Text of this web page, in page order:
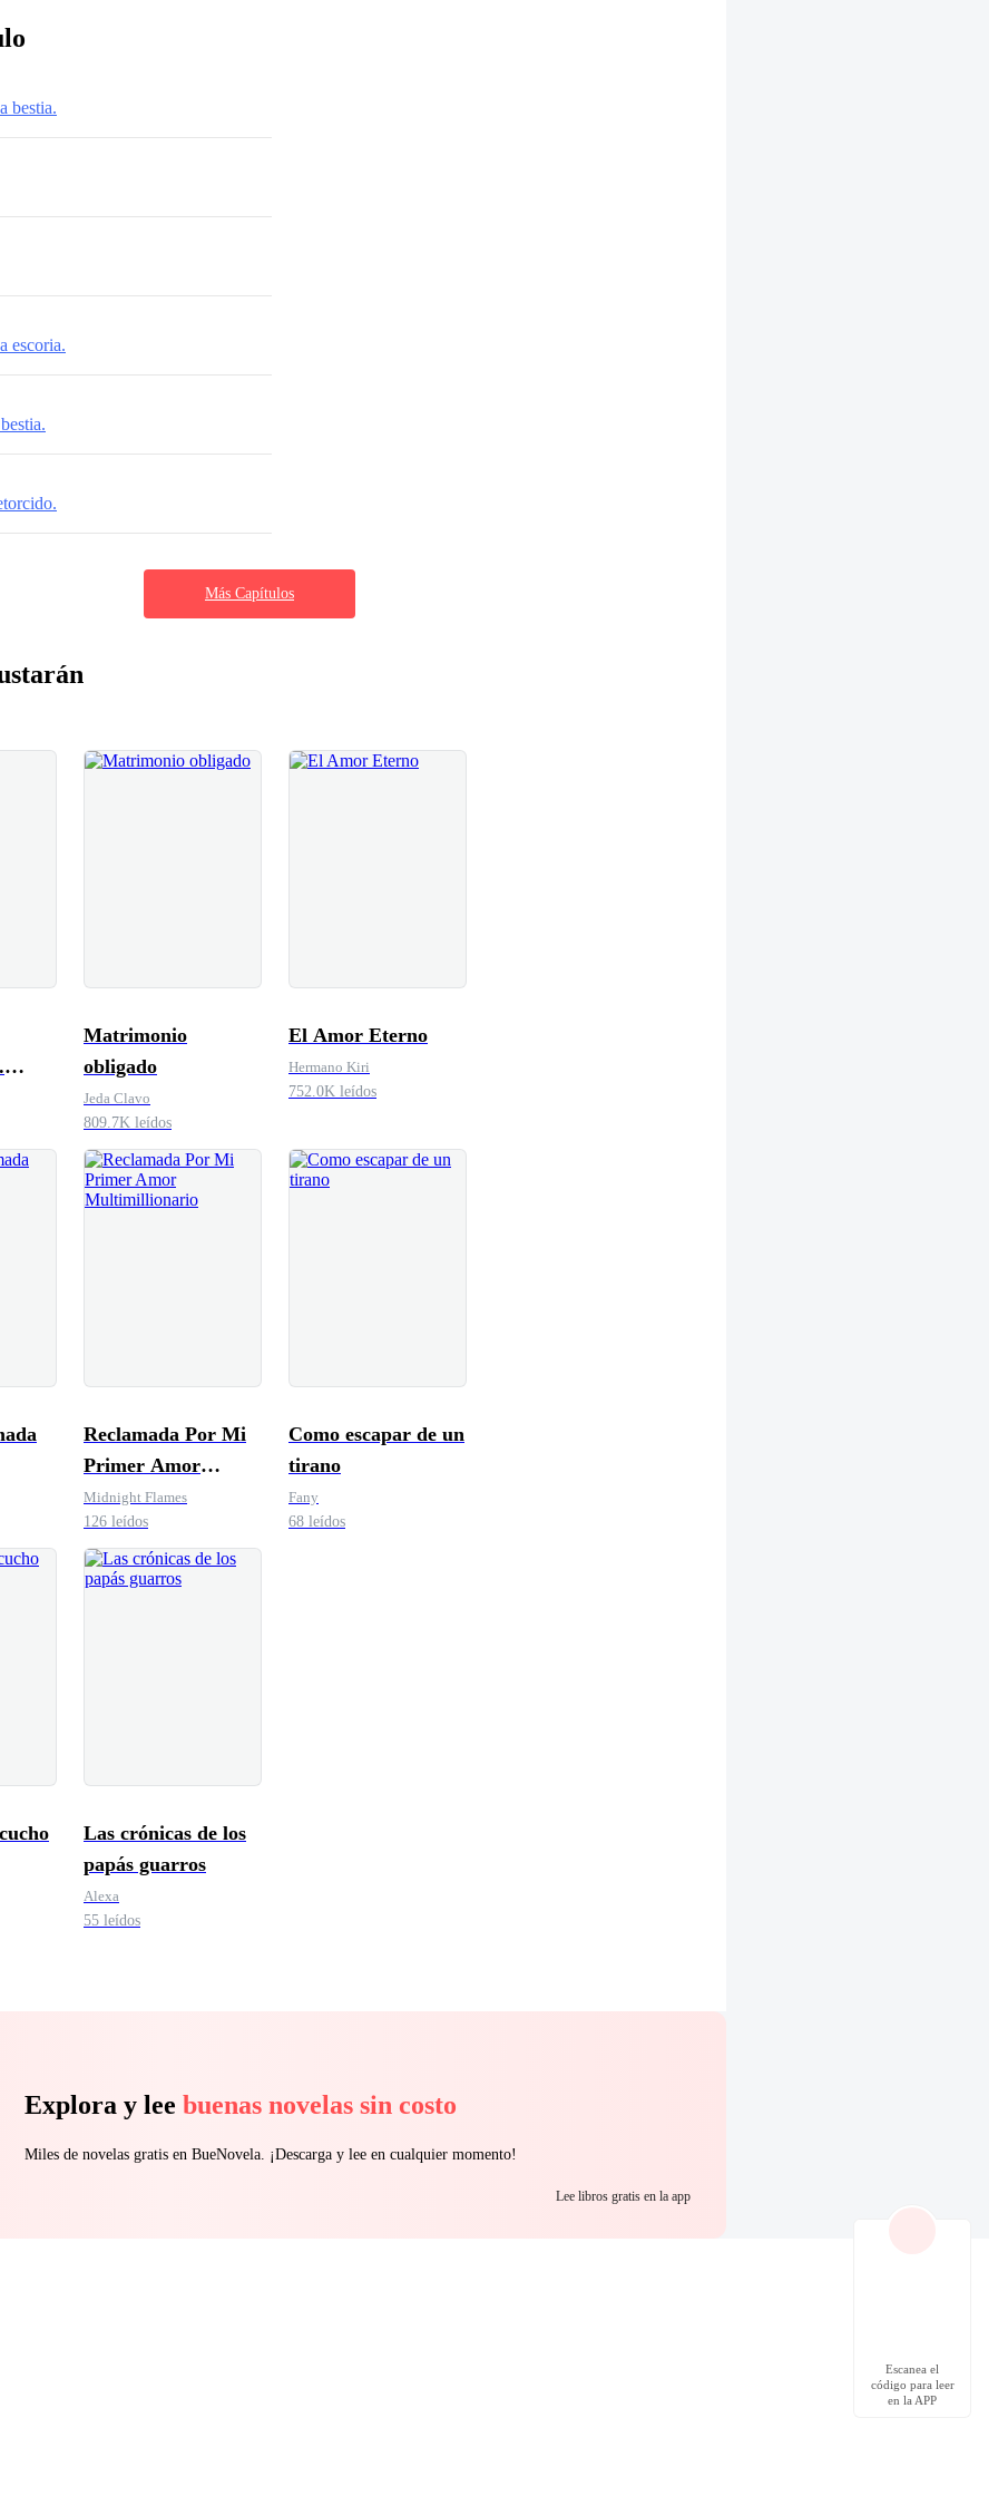
bestia.
escoria.
Más Capítulos
Matrimonio
obligado
Jeda Clavo
809.7K leídos
El Amor Eterno
Hermano Kiri
752.0K leídos
Reclamada Por Mi
Primer Amor
Multimillionario
Midnight Flames
126 leídos
Como escapar de un
tirano
Fany
68 leídos
Las crónicas de los
papás guarros
Alexa
55 leídos
Explora y lee buenas novelas sin costo
Miles de novelas gratis en BueNovela. ¡Descarga y lee en cualquier momento!
Lee libros gratis en la app
Escanea el
código para leer
en la APP